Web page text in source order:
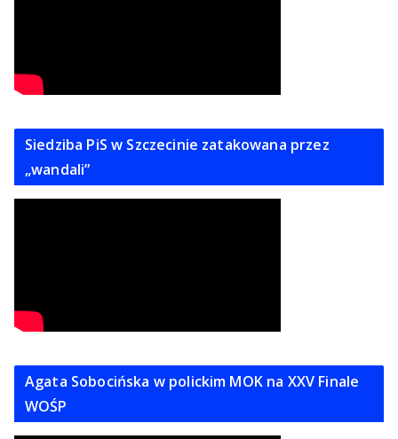
Siedziba PiS w Szczecinie zatakowana przez
„wandali”
Agata Sobocińska w polickim MOK na XXV Finale
WOŚP